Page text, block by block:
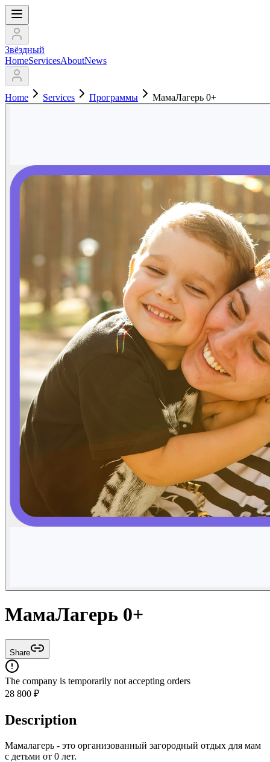
Звёздный
HomeServicesAboutNews
Home Services Программы МамаЛагерь 0+
МамаЛагерь 0+
Share
The company is temporarily not accepting orders
28 800 ₽
Description
Мамалагерь - это организованный загородный отдых для мам
с детьми от 0 лет.